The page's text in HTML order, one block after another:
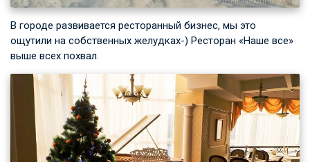
В городе развивается ресторанный бизнес, мы это
ощутили на собственных желудках-) Ресторан «Наше все»
выше всех похвал.